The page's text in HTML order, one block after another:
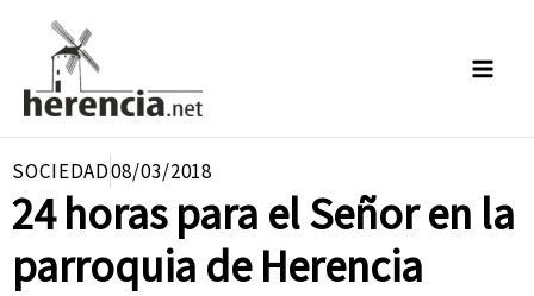
contenido
SOCIEDAD08/03/2018
24 horas para el Señor en la
parroquia de Herencia